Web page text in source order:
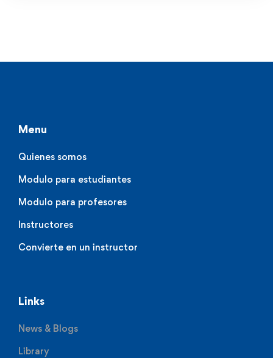
Menu
Quienes somos
Modulo para estudiantes
Modulo para profesores
Instructores
Convierte en un instructor
Links
News & Blogs
Library